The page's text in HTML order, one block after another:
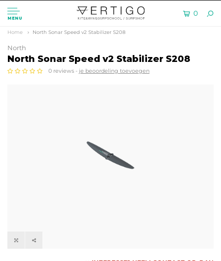
MENU
0
Home North Sonar Speed v2 Stabilizer S208
North
North Sonar Speed v2 Stabilizer S208
0 reviews - je beoordeling toevoegen